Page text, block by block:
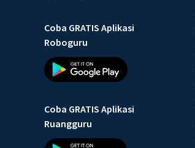
Coba GRATIS Aplikasi
Roboguru
Coba GRATIS Aplikasi
Ruangguru